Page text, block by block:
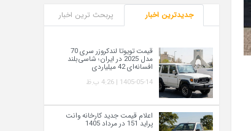
جدیدترین اخبار پربحث ترین اخبار
قیمت تویوتا لندکروزر سری 70
مدل 2025 در ایران؛ شاسی‌بلند
افسانه‌ای 42 میلیاردی
1405-05-14 | 4:26 ب.ظ
اعلام قیمت جدید کارخانه وانت
پراید 151 در مرداد 1405